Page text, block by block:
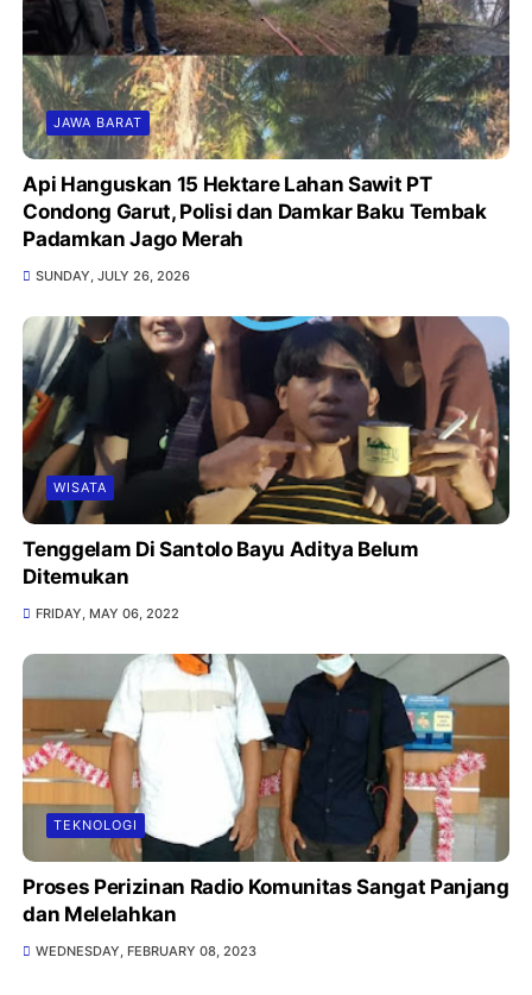
JAWA BARAT
Api Hanguskan 15 Hektare Lahan Sawit PT
Condong Garut, Polisi dan Damkar Baku Tembak
Padamkan Jago Merah
SUNDAY, JULY 26, 2026
WISATA
Tenggelam Di Santolo Bayu Aditya Belum
Ditemukan
FRIDAY, MAY 06, 2022
TEKNOLOGI
Proses Perizinan Radio Komunitas Sangat Panjang
dan Melelahkan
WEDNESDAY, FEBRUARY 08, 2023